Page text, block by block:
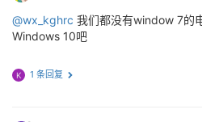
@wx_kghrc 我们都没有window 7的
Windows 10吧
K 1 条回复